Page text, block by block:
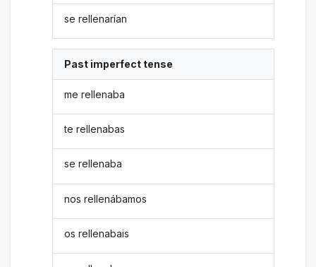
se rellenarían
Past imperfect tense
me rellenaba
te rellenabas
se rellenaba
nos rellenábamos
os rellenabais